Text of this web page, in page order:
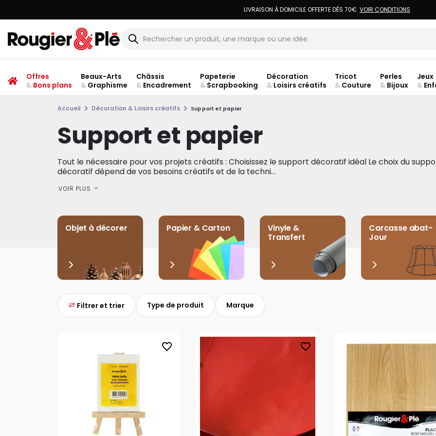
LIVRAISON À DOMICILE OFFERTE DÈS 70€. VOIR CONDITIONS
Offres
&Bons plans
Beaux-Arts
&Graphisme
Châssis
&Encadrement
Papeterie
&Scrapbooking
Décoration
&Loisirs créatifs
Tricot
& Couture
Perles
& Bijoux
Jeux
&
Accueil Décoration & Loisirs créatifs Support et papier
Support et papier
Tout le nécessaire pour vos projets créatifs : Choisissez le support décoratif idéal Le choix du
décoratif dépend de vos besoins créatifs et de la techni...
VOIR PLUS
Objet à décorer Papier & Carton
Vinyle &
Transfert
Carcasse abat-
Jour
Filtrer et trier Type de produit Marque
favorite_border favorite_border